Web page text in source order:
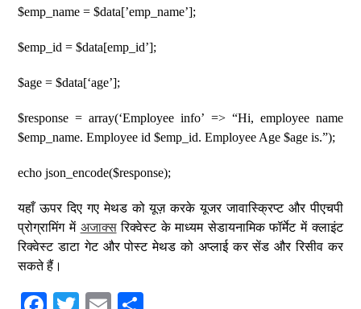
$emp_name = $data[’emp_name’];
$emp_id = $data[emp_id’];
$age = $data[‘age’];
$response = array(‘Employee info’ => “Hi, employee name
$emp_name. Employee id $emp_id. Employee Age $age is.”);
echo json_encode($response);
यहाँ ऊपर दिए गए मेथड को यूज़ करके यूजर जावास्क्रिप्ट और पीएचपी
प्रोग्रामिंग में अजाक्सरिक्वेस्ट के माध्यम सेडायनामिक फॉर्मेट में क्लाइंट
रिक्वेस्ट डाटा गेट और पोस्ट मेथड को अप्लाई कर सेंड और रिसीव कर
सकते हैं।